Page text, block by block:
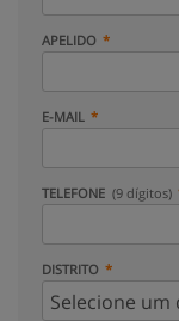
APELIDO
E-MAIL
TELEFONE (9 dígitos)
DISTRITO